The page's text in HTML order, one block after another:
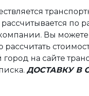
по
Вы можете
рассчитать
на сайте
ДОСТАВКУ В